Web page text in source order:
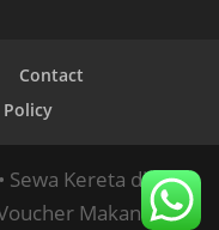
Contact
Sewa Kereta di
Makan